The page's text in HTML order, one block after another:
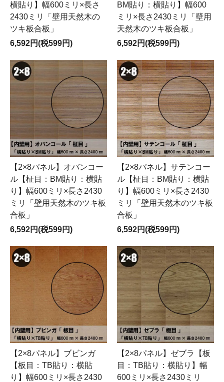
横貼り】幅600ミリ×長さ
2430ミリ「壁用天然木の
ツキ板合板」
6,592円(税599円)
BM貼り：横貼り】幅600
ミリ×長さ2430ミリ「壁用
天然木のツキ板合板」
6,592円(税599円)
【2×8パネル】オバンコー
ル【柾目：BM貼り：横貼
り】幅600ミリ×長さ2430
ミリ「壁用天然木のツキ板
合板」
6,592円(税599円)
【2×8パネル】サテンコー
ル【柾目：BM貼り：横貼
り】幅600ミリ×長さ2430
ミリ「壁用天然木のツキ板
合板」
6,592円(税599円)
【2×8パネル】ブビンガ
【板目：TB貼り：横貼
り】幅600ミリ×長さ2430
【2×8パネル】ゼブラ【板
目：TB貼り：横貼り】幅
600ミリ×長さ2430ミリ